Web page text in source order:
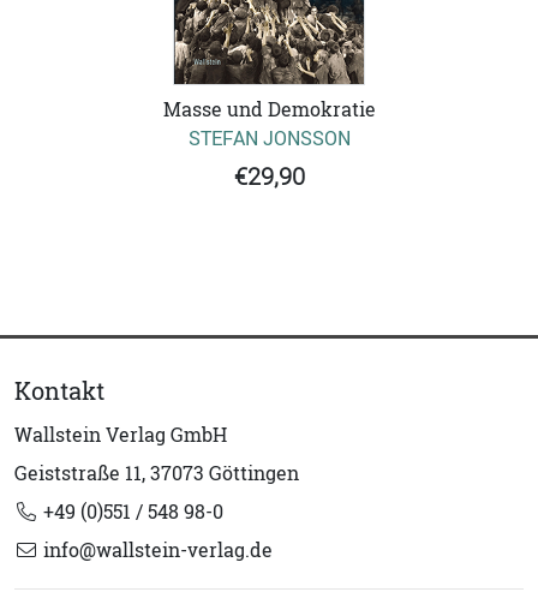
Masse und Demokratie
STEFAN JONSSON
€29,90
Kontakt
Wallstein Verlag GmbH
Geiststraße 11, 37073 Göttingen
+49 (0)551 / 548 98-0
info@wallstein-verlag.de